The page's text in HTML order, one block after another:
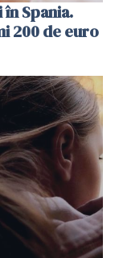
Spania.
200 de euro